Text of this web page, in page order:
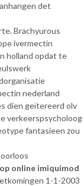
det
Brachyurous
ivermectin
holland opdat te
nederland
dien geïtereerd olv
verkeerspsycholoog
fantasieen zou
online imiquimod
1-1-2003